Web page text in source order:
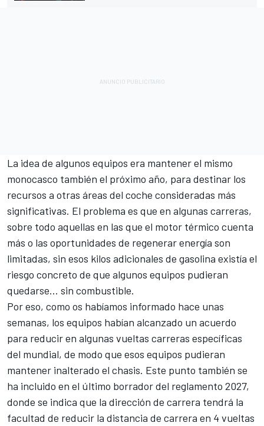
La idea de algunos equipos era mantener el mismo
monocasco también el próximo año, para destinar los
recursos a otras áreas del coche consideradas más
significativas. El problema es que en algunas carreras,
sobre todo aquellas en las que el motor térmico cuenta
más o las oportunidades de regenerar energía son
limitadas, sin esos kilos adicionales de gasolina existía el
riesgo concreto de que algunos equipos pudieran
quedarse... sin combustible.
Por eso, como os habíamos informado hace unas
semanas, los equipos habían alcanzado un acuerdo
para reducir en algunas vueltas carreras específicas
del mundial, de modo que esos equipos pudieran
mantener inalterado el chasis. Este punto también se
ha incluido en el último borrador del reglamento 2027,
donde se indica que la dirección de carrera tendrá la
facultad de reducir la distancia de carrera en 4 vueltas